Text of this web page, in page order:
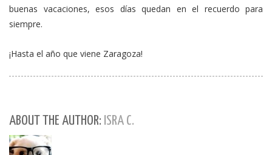
buenas vacaciones, esos días quedan en el recuerdo para
siempre.
¡Hasta el año que viene Zaragoza!
ABOUT THE AUTHOR: ISRA C.